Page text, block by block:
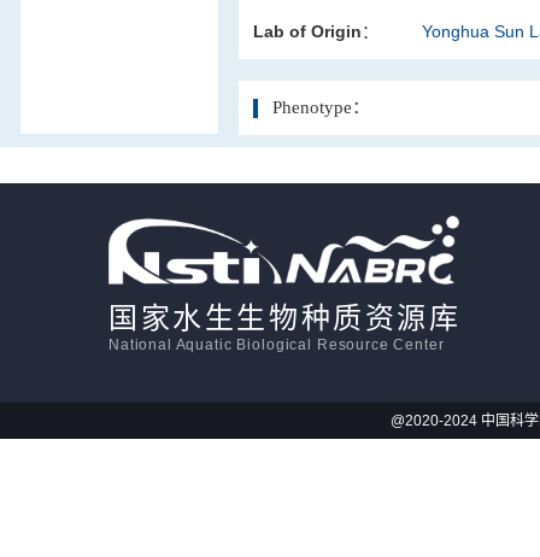
Lab of Origin： Yonghua Sun
Phenotype：
国家水生生物种质资源库
National Aquatic Biological Resource Center
@2020-2024 中国科